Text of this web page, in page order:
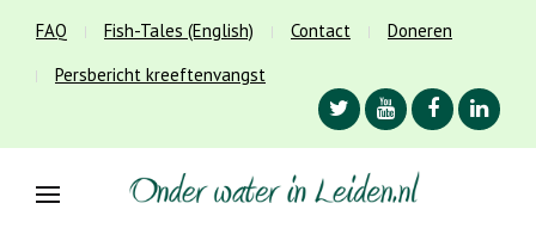
FAQ Fish-Tales (English) Contact
Doneren
Persbericht kreeftenvangst